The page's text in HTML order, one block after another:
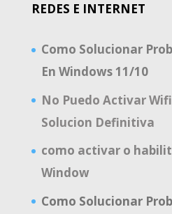
REDES E INTERNET
Como Solucionar
En Windows 11/10
No Puedo Activar
Solucion Definitiva
como activar o
Window
Como Solucionar